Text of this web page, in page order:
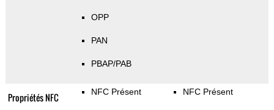
OPP
PAN
PBAP/PAB
Propriétés NFC NFC Présent NFC Présent